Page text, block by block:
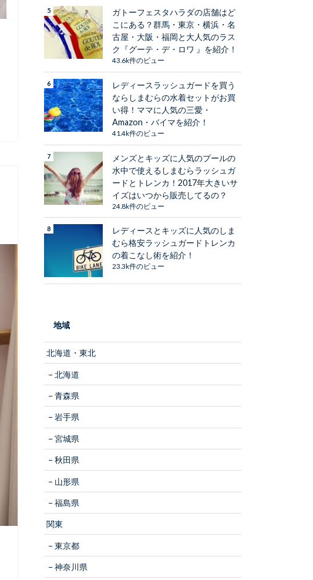
ガトーフェスタハラダの店舗はど
こにある？群馬・東京・横浜・名
古屋・大阪・福岡と大人気のラス
ク『グーテ・デ・ロワ 』を紹介！
43.6k件のビュー
レディースラッシュガードを買う
ならしまむらの水着セットがお買
い得！ママに人気の三愛・
Amazon・バイマを紹介！
41.4k件のビュー
メンズとキッズに人気のプールの
水中で使えるしまむらラッシュガ
ードとトレンカ！2017年大きいサ
イズはいつから販売してるの？
24.8k件のビュー
レディースとキッズに人気のしま
むら格安ラッシュガードトレンカ
の着こなし術を紹介！
23.3k件のビュー
地域
北海道・東北
北海道
青森県
岩手県
宮城県
秋田県
山形県
福島県
関東
東京都
神奈川県